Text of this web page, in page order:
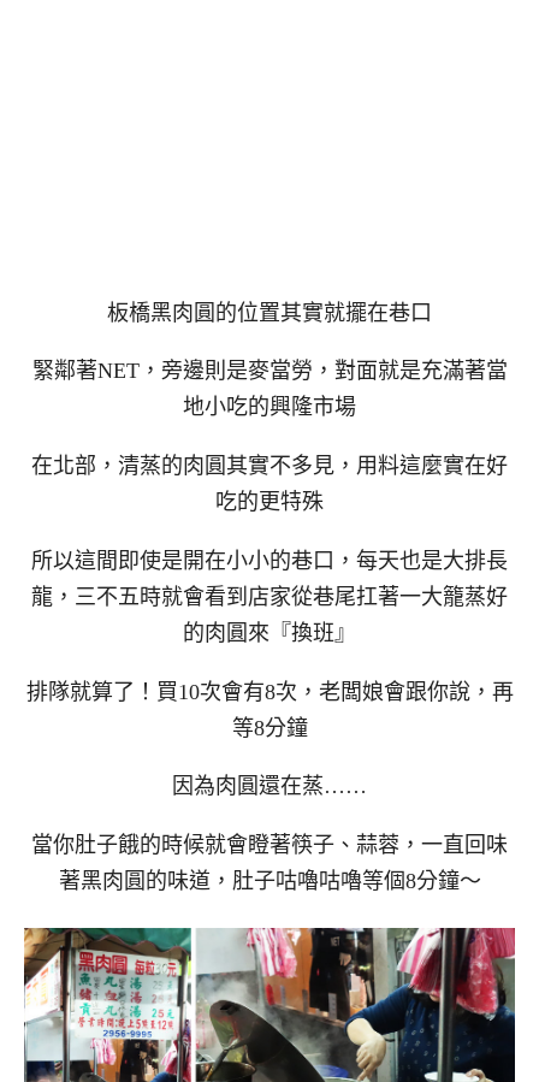
板橋黑肉圓的位置其實就擺在巷口
緊鄰著NET，旁邊則是麥當勞，對面就是充滿著當
地小吃的興隆市場
在北部，清蒸的肉圓其實不多見，用料這麼實在好
吃的更特殊
所以這間即使是開在小小的巷口，每天也是大排長
龍，三不五時就會看到店家從巷尾扛著一大籠蒸好
的肉圓來『換班』
排隊就算了！買10次會有8次，老闆娘會跟你說，再
等8分鐘
因為肉圓還在蒸……
當你肚子餓的時候就會瞪著筷子、蒜蓉，一直回味
著黑肉圓的味道，肚子咕嚕咕嚕等個8分鐘～